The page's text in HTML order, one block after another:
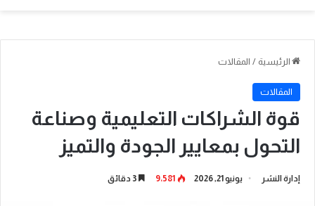
الرئيسية / المقالات
المقالات
قوة الشراكات التعليمية وصناعة
التحول بمعايير الجودة والتميز
إدارة النشر يونيو 21, 2026 9٬581